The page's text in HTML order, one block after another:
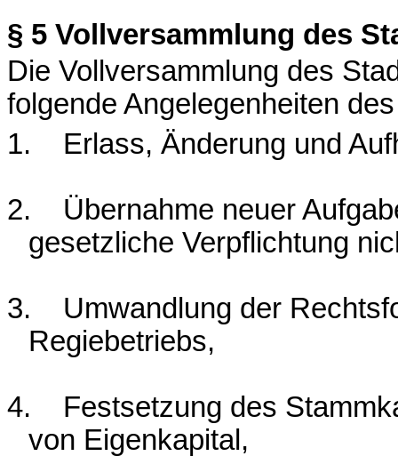
§ 5 Vollversammlung des
Die Vollversammlung des
folgende Angelegenheiten
1.
Erlass, Änderung und
2.
Übernahme neuer
gesetzliche Verpflichtung
3.
Umwandlung der
Regiebetriebs,
4.
Festsetzung des
von Eigenkapital,